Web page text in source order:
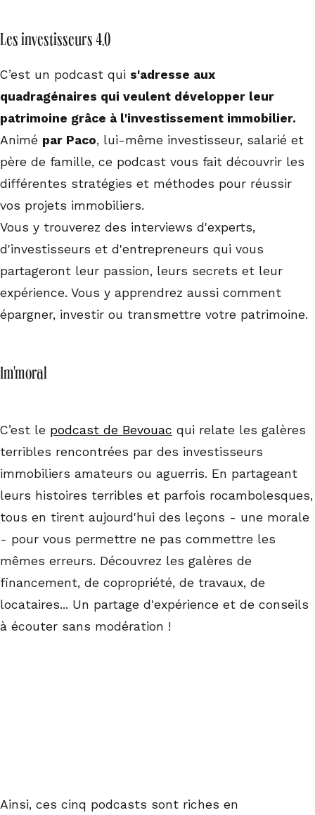
Les investisseurs 4.0
C’est un podcast qui s'adresse aux
quadragénaires qui veulent développer leur
patrimoine grâce à l'investissement immobilier.
Animé par Paco, lui-même investisseur, salarié et
père de famille, ce podcast vous fait découvrir les
différentes stratégies et méthodes pour réussir
vos projets immobiliers.
Vous y trouverez des interviews d'experts,
d'investisseurs et d'entrepreneurs qui vous
partageront leur passion, leurs secrets et leur
expérience. Vous y apprendrez aussi comment
épargner, investir ou transmettre votre patrimoine.
Im'moral
C’est le podcast de Bevouac qui relate les galères
terribles rencontrées par des investisseurs
immobiliers amateurs ou aguerris. En partageant
leurs histoires terribles et parfois rocambolesques,
tous en tirent aujourd'hui des leçons - une morale
- pour vous permettre ne pas commettre les
mêmes erreurs. Découvrez les galères de
financement, de copropriété, de travaux, de
locataires... Un partage d'expérience et de conseils
à écouter sans modération !
Ainsi, ces cinq podcasts sont riches en